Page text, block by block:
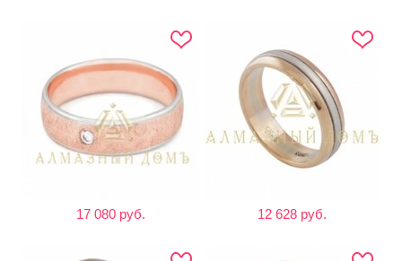
17 080 руб. 12 628 руб.